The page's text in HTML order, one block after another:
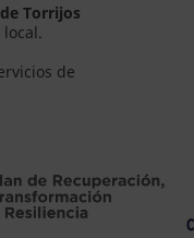
Torrijos
de